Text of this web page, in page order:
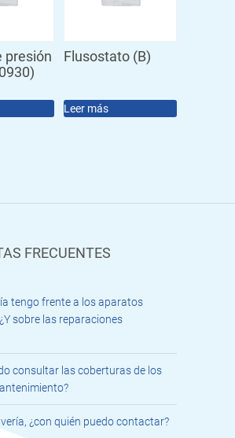
presión
Flusostato (B)
Leer más
FRECUENTES
tengo frente a los aparatos
sobre las reparaciones
consultar las coberturas de los
¿con quién puedo contactar?